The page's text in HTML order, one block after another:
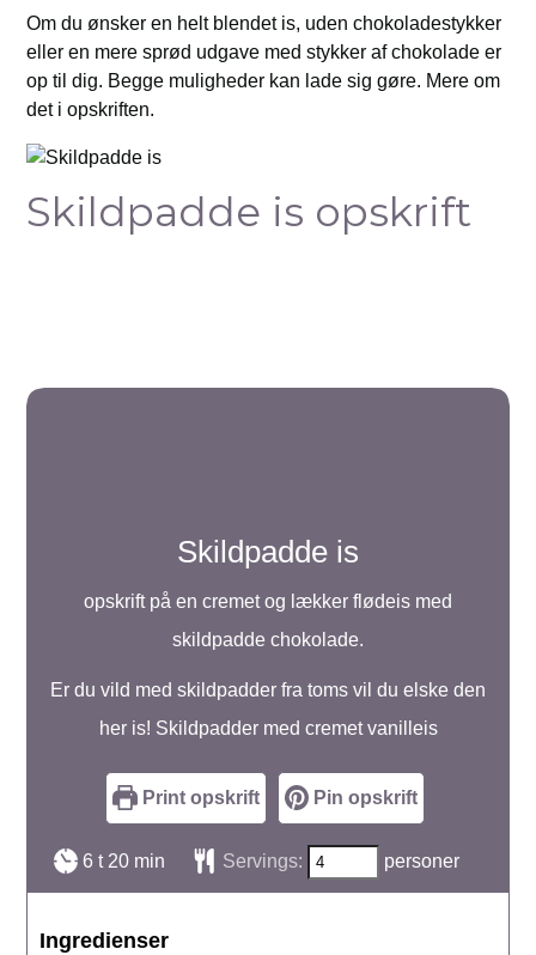
Om du ønsker en helt blendet is, uden chokoladestykker
eller en mere sprød udgave med stykker af chokolade er
op til dig. Begge muligheder kan lade sig gøre. Mere om
det i opskriften.
Skildpadde is opskrift
Skildpadde is
opskrift på en cremet og lækker flødeis med
skildpadde chokolade.
Er du vild med skildpadder fra toms vil du elske den
her is! Skildpadder med cremet vanilleis
Print opskrift Pin opskrift
6 timer
t 20minutter
min Servings: personer
Ingredienser